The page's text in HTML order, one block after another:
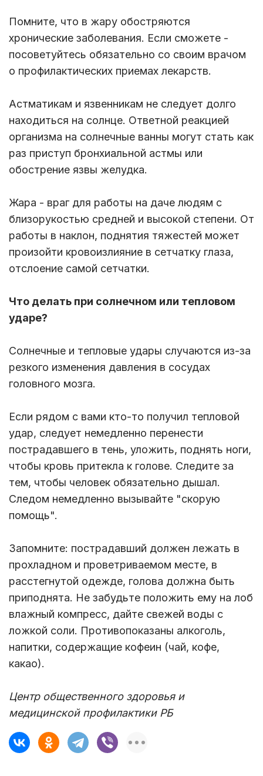
Помните, что в жару обостряются
хронические заболевания. Если сможете -
посоветуйтесь обязательно со своим врачом
о профилактических приемах лекарств.
Астматикам и язвенникам не следует долго
находиться на солнце. Ответной реакцией
организма на солнечные ванны могут стать как
раз приступ бронхиальной астмы или
обострение язвы желудка.
Жара - враг для работы на даче людям с
близорукостью средней и высокой степени. От
работы в наклон, поднятия тяжестей может
произойти кровоизлияние в сетчатку глаза,
отслоение самой сетчатки.
Что делать при солнечном или тепловом
ударе?
Солнечные и тепловые удары случаются из-за
резкого изменения давления в сосудах
головного мозга.
Если рядом с вами кто-то получил тепловой
удар, следует немедленно перенести
пострадавшего в тень, уложить, поднять ноги,
чтобы кровь притекла к голове. Следите за
тем, чтобы человек обязательно дышал.
Следом немедленно вызывайте "скорую
помощь".
Запомните: пострадавший должен лежать в
прохладном и проветриваемом месте, в
расстегнутой одежде, голова должна быть
приподнята. Не забудьте положить ему на лоб
влажный компресс, дайте свежей воды с
ложкой соли. Противопоказаны алкоголь,
напитки, содержащие кофеин (чай, кофе,
какао).
Центр общественного здоровья и
медицинской профилактики РБ